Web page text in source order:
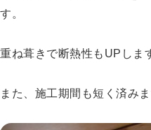
す。
重ね葺きで断熱性もUPしま
また、施工期間も短く済みま